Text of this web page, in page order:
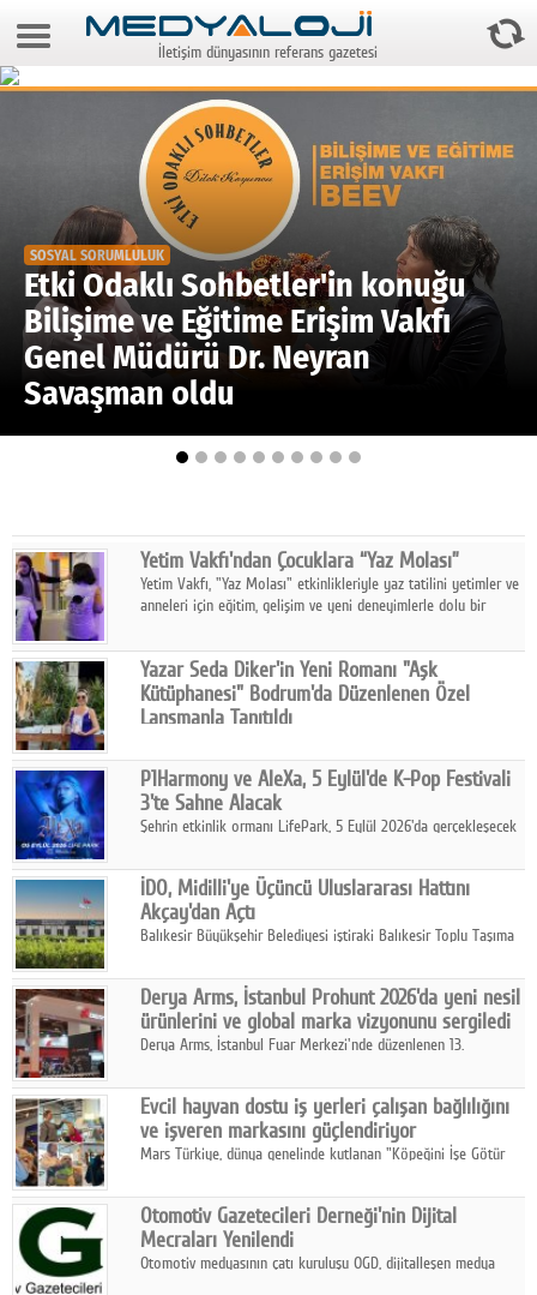
7 Ağustos 2026 22:16:58
Video Galeri
Gazeteler
Medya
Reyting-tiraj
Teknoloji
Televizyon
Facebook
Diziler
Karikatür
Youtube
Polemik
Reklam
Yazarlar
Künye
SOSYAL MEDYA
Facebook
Twitter
Google Plus
© 2026 TÜM HAKLARI SAKLIDIR
İletişim dünyasının referans gazetesi
SOSYAL SORUMLULUK
Etki Odaklı Sohbetler'in konuğu
Bilişime ve Eğitime Erişim Vakfı
Genel Müdürü Dr. Neyran
Savaşman oldu
Yetim Vakfı'ndan Çocuklara “Yaz Molası”
Yetim Vakfı, "Yaz Molası" etkinlikleriyle yaz tatilini yetimler ve
anneleri için eğitim, gelişim ve yeni deneyimlerle dolu bir
Yazar Seda Diker'in Yeni Romanı "Aşk
Kütüphanesi" Bodrum'da Düzenlenen Özel
Lansmanla Tanıtıldı
Diker'in 13. kitabı “Aşk Kütüphanesi” 6 Ağustos'ta Casa dell'Arte
Bodrum'da düzenlenen özel lansmanla okurlarıyla buluştu.
P1Harmony ve AleXa, 5 Eylül'de K-Pop Festivali
3'te Sahne Alacak
Şehrin etkinlik ormanı LifePark, 5 Eylül 2026'da gerçekleşecek
haritasında önemli bir destinasyon haline getirmeye
hazırlanıyor.
İDO, Midilli'ye Üçüncü Uluslararası Hattını
Akçay'dan Açtı
Balıkesir Büyükşehir Belediyesi iştiraki Balıkesir Toplu Taşıma
Midilli hattının resmi açılışı gerçekleştirildi.
Derya Arms, İstanbul Prohunt 2026'da yeni nesil
ürünlerini ve global marka vizyonunu sergiledi
Derya Arms, İstanbul Fuar Merkezi'nde düzenlenen 13.
Fuarı'nda sektör profesyonelleri, iş ortakları, bayiler ve son
kullanıcılarla bir araya geldi.
Evcil hayvan dostu iş yerleri çalışan bağlılığını
ve işveren markasını güçlendiriyor
Mars Türkiye, dünya genelinde kutlanan "Köpeğini İşe Götür
çalışan bağlılığı, iyi olma hali ve işveren markası üzerindeki
etkisine dikkat çekti.
Otomotiv Gazetecileri Derneği'nin Dijital
Mecraları Yenilendi
Otomotiv medyasının çatı kuruluşu OGD, dijitalleşen medya